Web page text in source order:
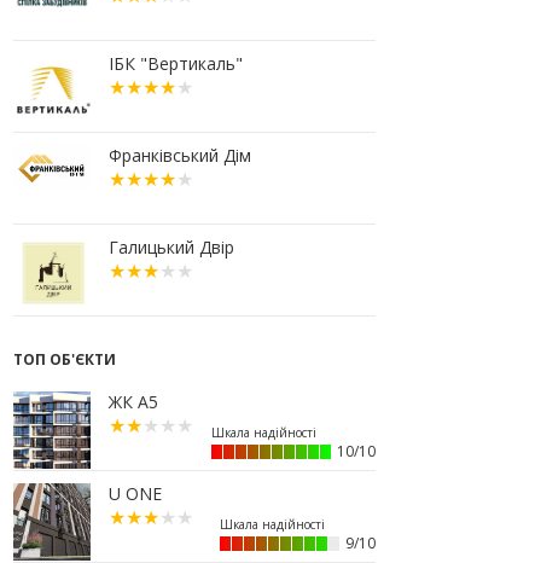
охочих купити офісний комплекс
збанкрутілої компанії з групи
«Приват»
липня: як дізнатися суму і
правильно сплатити кошти
18:52
Іпотека під 3% та нові ліміти
площі: як оновлені правила
«єОселі» працюють на
Прикарпатті
14:00
Як поєднувати кольори в
інтер’єрі: тренди 2026 року
12:38
Компанія співвласниці
"Буковелю" викупить землю в
центрі Івано-Франківська
10:22
Прокуратура вимагає повернути
34 гектари землі громаді Івано-
Франківська
ІБК "Вертикаль"
Франківський Дім
Галицький Двір
ТОП ОБ'ЄКТИ
ЖК А5
10/10
U ONE
9/10